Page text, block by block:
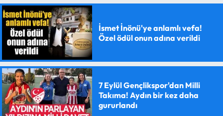
İsmet İnönü'ye anlamlı vefa!
Özel ödül onun adına verildi
7 Eylül Gençlikspor'dan Milli
Takıma! Aydın bir kez daha
gururlandı